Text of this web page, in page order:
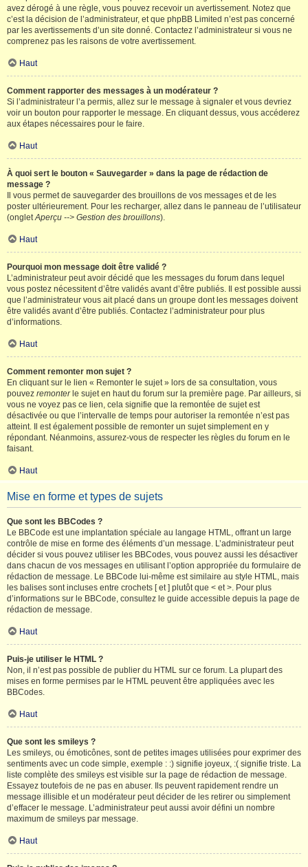
avez dérogé à une règle, vous pouvez recevoir un avertissement. Notez que
c’est la décision de l’administrateur, et que phpBB Limited n’est pas concerné
par les avertissements d’un site donné. Contactez l’administrateur si vous ne
comprenez pas les raisons de votre avertissement.
Haut
Comment rapporter des messages à un modérateur ?
Si l’administrateur l’a permis, allez sur le message à signaler et vous devriez
voir un bouton pour rapporter le message. En cliquant dessus, vous accéderez
aux étapes nécessaires pour le faire.
Haut
À quoi sert le bouton « Sauvegarder » dans la page de rédaction de
message ?
Il vous permet de sauvegarder des brouillons de vos messages et de les
poster ultérieurement. Pour les recharger, allez dans le panneau de l’utilisateur
(ongletAperçu --> Gestion des brouillons).
Haut
Pourquoi mon message doit être validé ?
L’administrateur peut avoir décidé que les messages du forum dans lequel
vous postez nécessitent d’être validés avant d’être publiés. Il est possible aussi
que l’administrateur vous ait placé dans un groupe dont les messages doivent
être validés avant d’être publiés. Contactez l’administrateur pour plus
d’informations.
Haut
Comment remonter mon sujet ?
En cliquant sur le lien « Remonter le sujet » lors de sa consultation, vous
pouvez remonterle sujet en haut du forum sur la première page. Par ailleurs, si
vous ne voyez pas ce lien, cela signifie que la remontée de sujet est
désactivée ou que l’intervalle de temps pour autoriser la remontée n’est pas
atteint. Il est également possible de remonter un sujet simplement en y
répondant. Néanmoins, assurez-vous de respecter les règles du forum en le
faisant.
Haut
Mise en forme et types de sujets
Que sont les BBCodes ?
Le BBCode est une implantation spéciale au langage HTML, offrant un large
contrôle de mise en forme des éléments d’un message. L’administrateur peut
décider si vous pouvez utiliser les BBCodes, vous pouvez aussi les désactiver
dans chacun de vos messages en utilisant l’option appropriée du formulaire de
rédaction de message. Le BBCode lui-même est similaire au style HTML, mais
les balises sont incluses entre crochets [ et ] plutôt que < et >. Pour plus
d’informations sur le BBCode, consultez le guide accessible depuis la page de
rédaction de message.
Haut
Puis-je utiliser le HTML ?
Non, il n’est pas possible de publier du HTML sur ce forum. La plupart des
mises en forme permises par le HTML peuvent être appliquées avec les
BBCodes.
Haut
Que sont les smileys ?
Les smileys, ou émoticônes, sont de petites images utilisées pour exprimer des
sentiments avec un code simple, exemple : :) signifie joyeux, :( signifie triste. La
liste complète des smileys est visible sur la page de rédaction de message.
Essayez toutefois de ne pas en abuser. Ils peuvent rapidement rendre un
message illisible et un modérateur peut décider de les retirer ou simplement
d’effacer le message. L’administrateur peut aussi avoir défini un nombre
maximum de smileys par message.
Haut